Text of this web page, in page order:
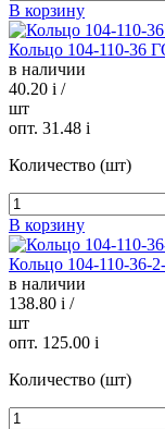
В корзину
Кольцо 104-110-36
в наличии
40.20 i /
шт
опт. 31.48 i
Количество (шт)
В корзину
Кольцо 104-110-36-
в наличии
138.80 i /
шт
опт. 125.00 i
Количество (шт)